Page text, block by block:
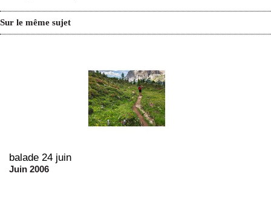
Sur le même sujet
balade 24 juin
Juin 2006